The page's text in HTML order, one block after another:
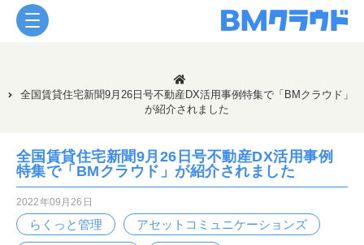
全国賃貸住宅新聞9月26日号不動産DX活用事例特集で「BMクラウド」
が紹介されました
全国賃貸住宅新聞9月26日号不動産DX活用事例
特集で「BMクラウド」が紹介されました
2022年09月26日
らくっと管理 アセットコミュニケーションズ